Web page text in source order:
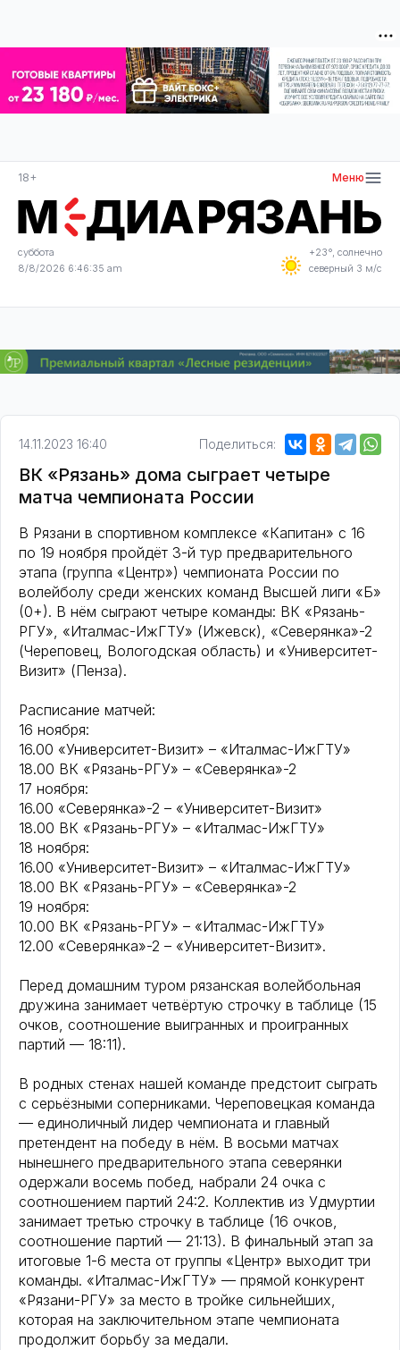
18+ Меню
суббота
8/8/2026 6:46:35 am
+23°, солнечно
северный 3 м/с
14.11.2023 16:40 Поделиться:
ВК «Рязань» дома сыграет четыре
матча чемпионата России
В Рязани в спортивном комплексе «Капитан» с 16
по 19 ноября пройдёт 3-й тур предварительного
этапа (группа «Центр») чемпионата России по
волейболу среди женских команд Высшей лиги «Б»
(0+). В нём сыграют четыре команды: ВК «Рязань-
РГУ», «Италмас-ИжГТУ» (Ижевск), «Северянка»-2
(Череповец, Вологодская область) и «Университет-
Визит» (Пенза).
Расписание матчей:
16 ноября:
16.00 «Университет-Визит» – «Италмас-ИжГТУ»
18.00 ВК «Рязань-РГУ» – «Северянка»-2
17 ноября:
16.00 «Северянка»-2 – «Университет-Визит»
18.00 ВК «Рязань-РГУ» – «Италмас-ИжГТУ»
18 ноября:
16.00 «Университет-Визит» – «Италмас-ИжГТУ»
18.00 ВК «Рязань-РГУ» – «Северянка»-2
19 ноября:
10.00 ВК «Рязань-РГУ» – «Италмас-ИжГТУ»
12.00 «Северянка»-2 – «Университет-Визит».
Перед домашним туром рязанская волейбольная
дружина занимает четвёртую строчку в таблице (15
очков, соотношение выигранных и проигранных
партий — 18:11).
В родных стенах нашей команде предстоит сыграть
с серьёзными соперниками. Череповецкая команда
— единоличный лидер чемпионата и главный
претендент на победу в нём. В восьми матчах
нынешнего предварительного этапа северянки
одержали восемь побед, набрали 24 очка с
соотношением партий 24:2. Коллектив из Удмуртии
занимает третью строчку в таблице (16 очков,
соотношение партий — 21:13). В финальный этап за
итоговые 1-6 места от группы «Центр» выходит три
команды. «Италмас-ИжГТУ» — прямой конкурент
«Рязани-РГУ» за место в тройке сильнейших,
которая на заключительном этапе чемпионата
продолжит борьбу за медали.